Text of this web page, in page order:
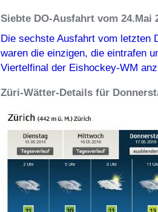
Siebte DO-Ausfahrt vom 24.Mai
Die sechste Ausfahrt vom letzten
waren die einzigen, die eintrafen
Viertelfinal der Eishockey-WM
Züri-Wätter-Details für